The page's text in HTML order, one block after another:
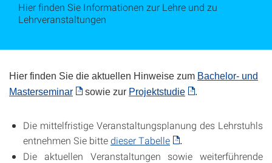
Hier finden Sie Informationen zur Lehre und zu
Lehrveranstaltungen
Hier finden Sie die aktuellen Hinweise zum Bachelor- und
Masterseminar
sowie zur Projektstudie .
Die mittelfristige Veranstaltungsplanung des Lehrstuhls
entnehmen Sie bittedieser Tabelle .
Die aktuellen Veranstaltungen sowie weiterführende